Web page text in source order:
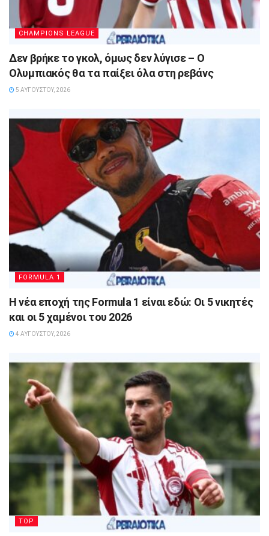
CHAMPIONS LEAGUE
Δεν βρήκε το γκολ, όμως δεν λύγισε – Ο
Ολυμπιακός θα τα παίξει όλα στη ρεβάνς
5 ΑΥΓΟΎΣΤΟΥ, 2026
FORMULA 1
Η νέα εποχή της Formula 1 είναι εδώ: Οι 5 νικητές
και οι 5 χαμένοι του 2026
4 ΑΥΓΟΎΣΤΟΥ, 2026
TOP